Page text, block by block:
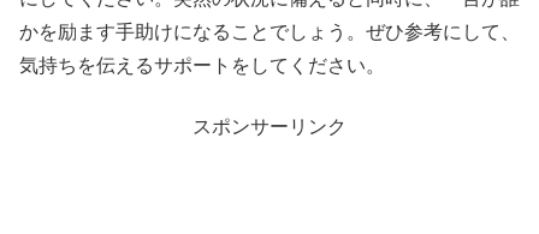
かを励ます手助けになることでしょう。ぜひ参考にして、
気持ちを伝えるサポートをしてください。
スポンサーリンク